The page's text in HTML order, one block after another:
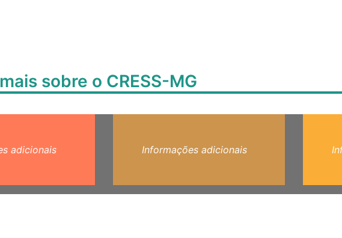
sobre o CRESS-MG
adicionais Informações adicionais